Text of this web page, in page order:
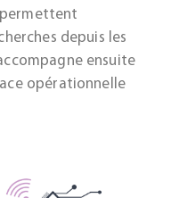
permettent
depuis les
ensuite
opérationnelle